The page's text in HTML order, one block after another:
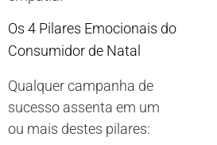
Os 4 Pilares Emocionais do
Consumidor de Natal
Qualquer campanha de
sucesso assenta em um
ou mais destes pilares: